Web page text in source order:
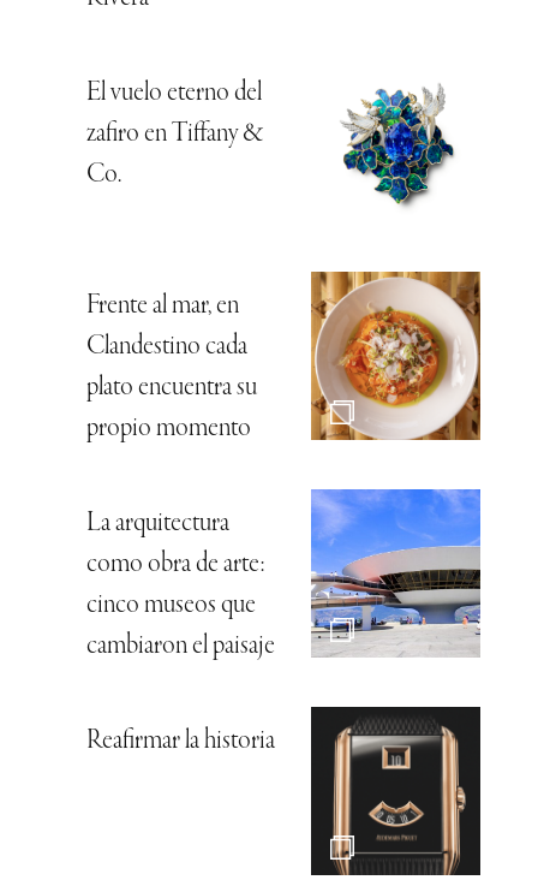
El vuelo eterno del
zafiro en Tiffany &
Co.
Frente al mar, en
Clandestino cada
plato encuentra su
propio momento
La arquitectura
como obra de arte:
cinco museos que
cambiaron el paisaje
Reafirmar la historia